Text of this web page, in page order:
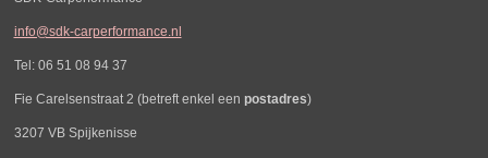
info@sdk-carperformance.nl
Tel: 06 51 08 94 37
Fie Carelsenstraat 2 (betreft enkel een postadres)
3207 VB Spijkenisse